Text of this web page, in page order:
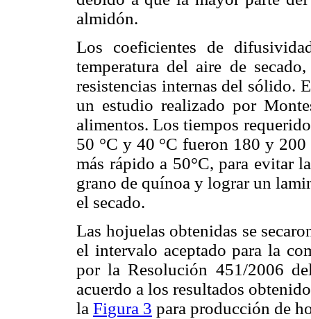
almidón.
Los coeficientes de
temperatura del aire de
resistencias internas del sólido.
un estudio realizado por
alimentos. Los tiempos
50 °C y 40 °C fueron 180 y 200
más rápido a 50°C, para evitar
grano de quínoa y lograr un
el secado.
Las hojuelas obtenidas se
el intervalo aceptado para la
por la Resolución 451/2006
acuerdo a los resultados
la Figura 3 para producción de